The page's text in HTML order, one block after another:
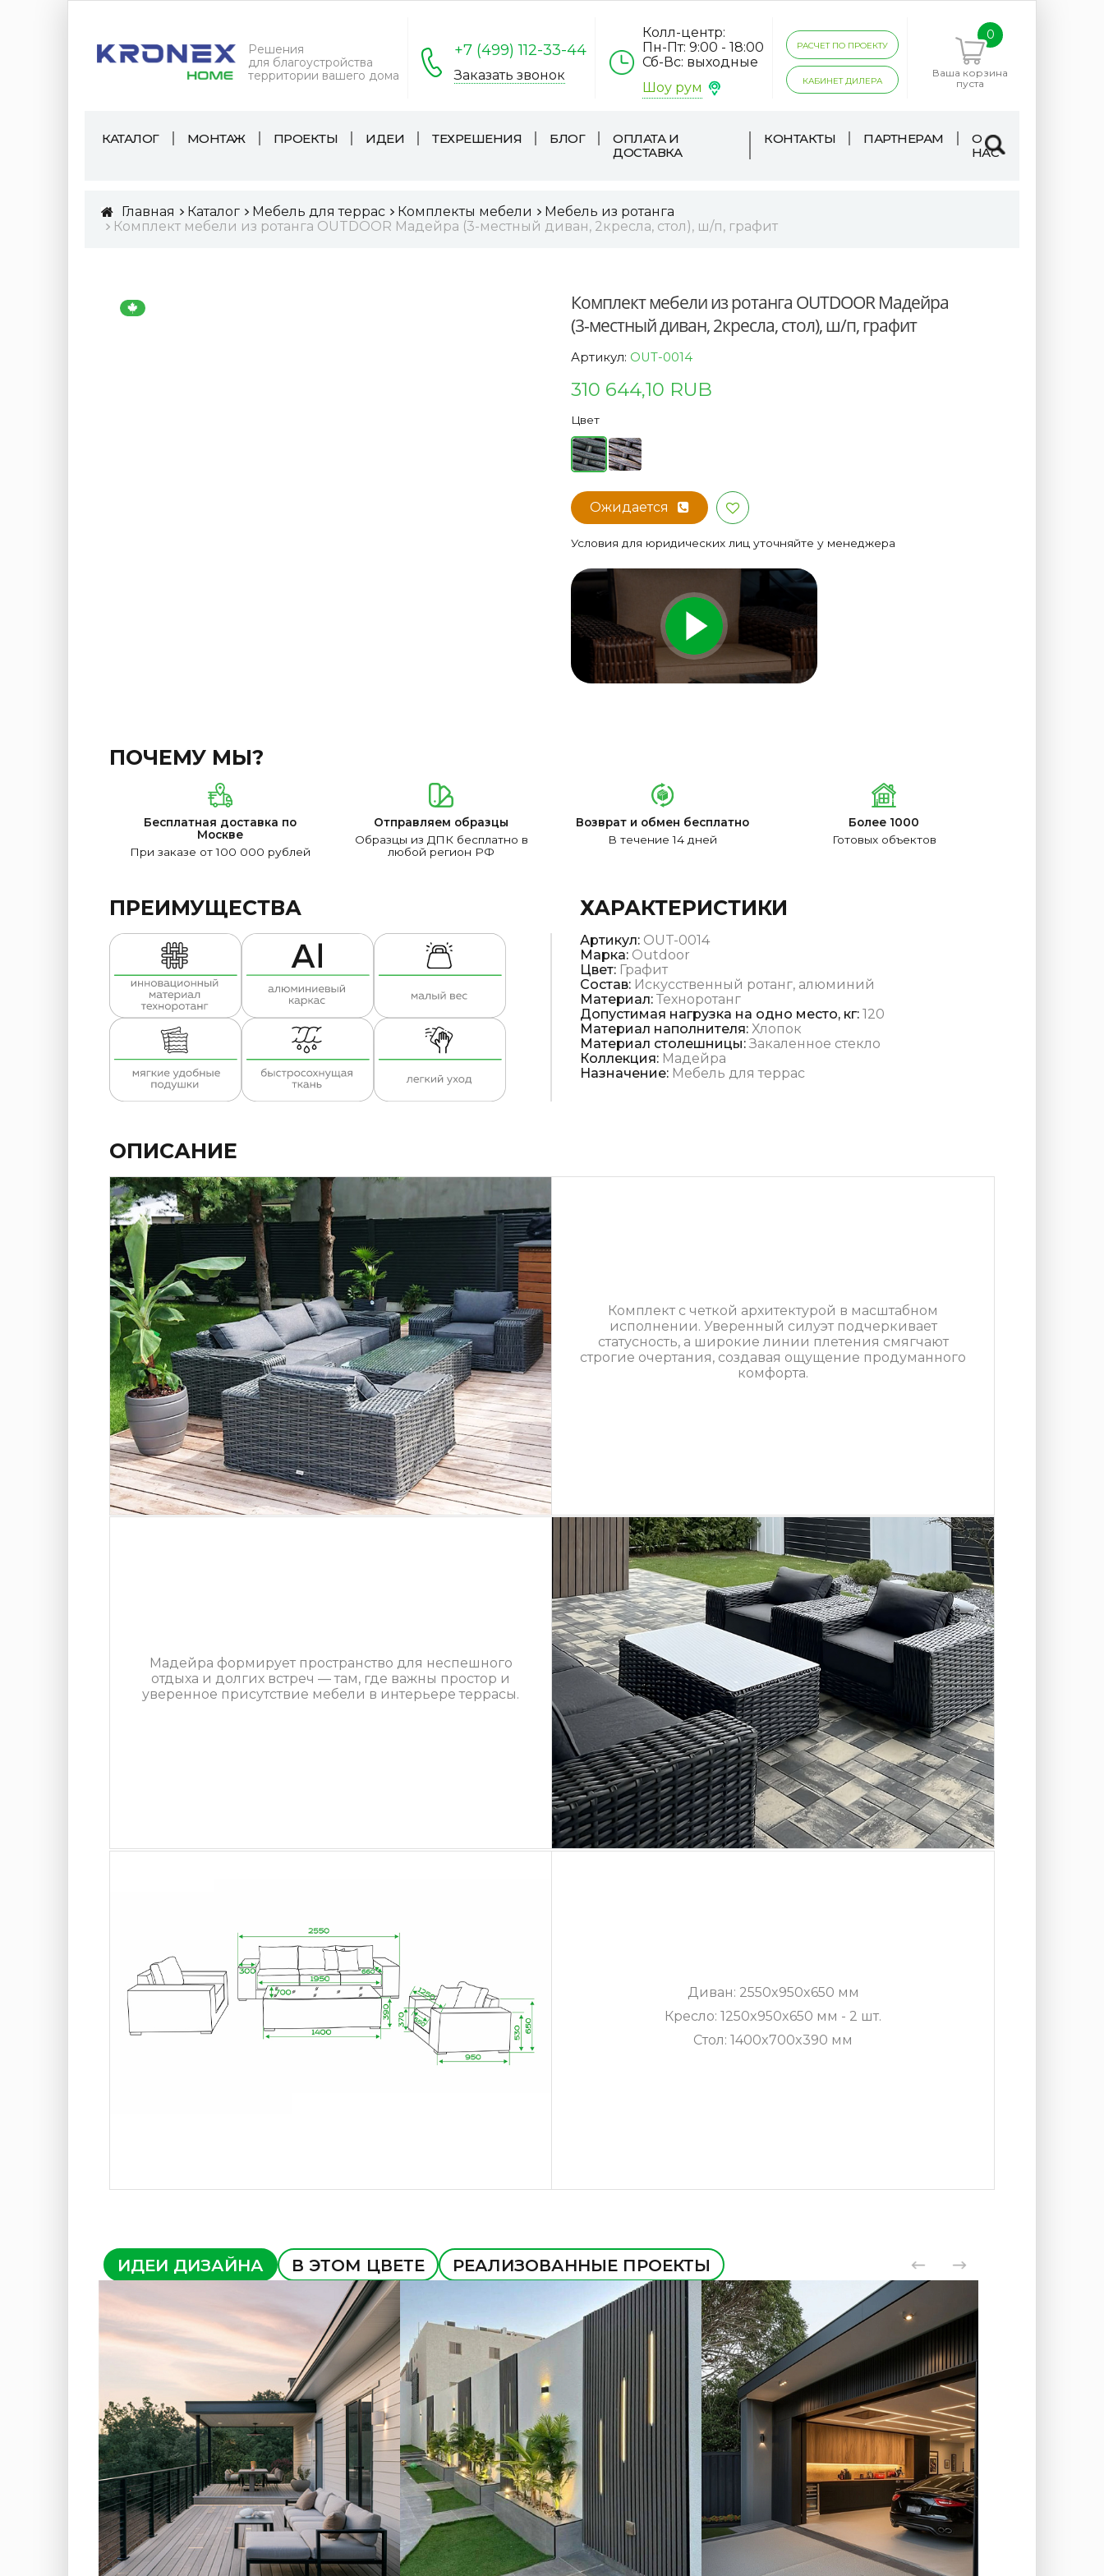
Решения
для благоустройства
территории вашего дома
+7 (499) 112-33-44
Заказать звонок
Колл-центр:
Пн-Пт: 9:00 - 18:00
Сб-Вс: выходные
Шоу рум
РАСЧЕТ ПО ПРОЕКТУ
КАБИНЕТ ДИЛЕРА
0
Ваша корзина
пуста
КАТАЛОГ МОНТАЖ ПРОЕКТЫ ИДЕИ ТЕХРЕШЕНИЯ БЛОГ
ОПЛАТА И
ДОСТАВКА
КОНТАКТЫ ПАРТНЕРАМ
О
НАС
Главная Каталог Мебель для террас Комплекты мебели
Мебель из ротанга
Комплект мебели из ротанга OUTDOOR Мадейра (3-местный диван, 2кресла, стол), ш/п, графит
Комплект мебели из ротанга OUTDOOR Мадейра
(3-местный диван, 2кресла, стол), ш/п, графит
Артикул: OUT-0014
310 644,10 RUB
Цвет
Ожидается
Условия для юридических лиц уточняйте у менеджера
ПОЧЕМУ МЫ?
Бесплатная доставка по
Москве
При заказе от 100 000 рублей
Отправляем образцы
Образцы из ДПК бесплатно в
любой регион РФ
Возврат и обмен бесплатно
В течение 14 дней
Более 1000
Готовых объектов
ПРЕИМУЩЕСТВА ХАРАКТЕРИСТИКИ
Артикул: OUT-0014
Марка: Outdoor
Цвет: Графит
Состав: Искусственный ротанг, алюминий
Материал: Техноротанг
Допустимая нагрузка на одно место, кг: 120
Материал наполнителя: Хлопок
Материал столешницы: Закаленное стекло
Коллекция: Мадейра
Назначение: Мебель для террас
ОПИСАНИЕ
Комплект с четкой архитектурой в масштабном
исполнении. Уверенный силуэт подчеркивает
статусность, а широкие линии плетения смягчают
строгие очертания, создавая ощущение продуманного
комфорта.
Мадейра формирует пространство для неспешного
отдыха и долгих встреч — там, где важны простор и
уверенное присутствие мебели в интерьере террасы.
Диван: 2550x950x650 мм
Кресло: 1250x950x650 мм - 2 шт.
Стол: 1400x700x390 мм
ИДЕИ ДИЗАЙНА В ЭТОМ ЦВЕТЕ РЕАЛИЗОВАННЫЕ ПРОЕКТЫ